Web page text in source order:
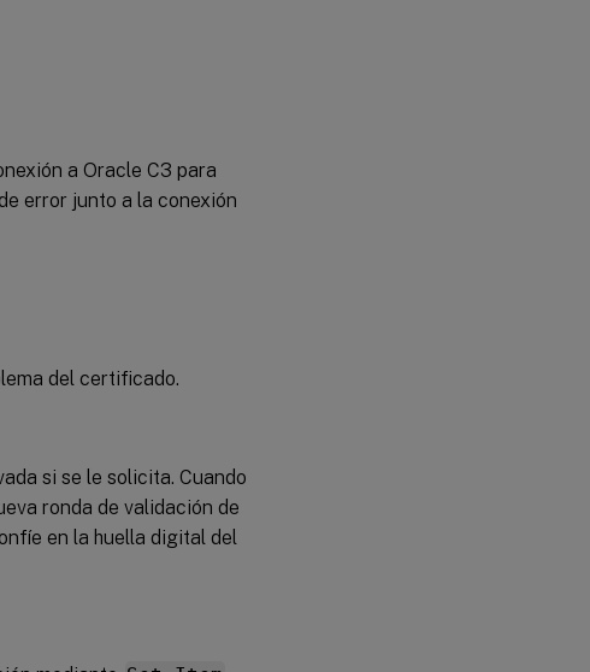
a Oracle C3 para
error junto a la conexión
del certificado.
si se le solicita. Cuando
ronda de validación de
en la huella digital del